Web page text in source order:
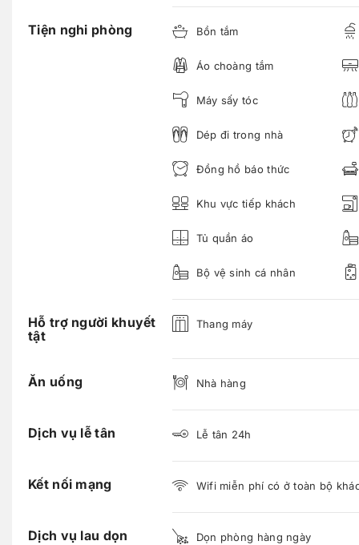
Tiện nghi phòng Bồn tắm
Áo choàng tắm
Máy sấy tóc
Dép đi trong nhà
Đồng hồ báo thức
Khu vực tiếp khách
Tủ quần áo
Bộ vệ sinh cá nhân
Hỗ trợ người khuyết
tật
Thang máy
Ăn uống Nhà hàng
Dịch vụ lễ tân Lễ tân 24h
Kết nối mạng Wifi miễn phí có ở toàn bộ
Dịch vụ lau dọn Dọn phòng hàng ngày